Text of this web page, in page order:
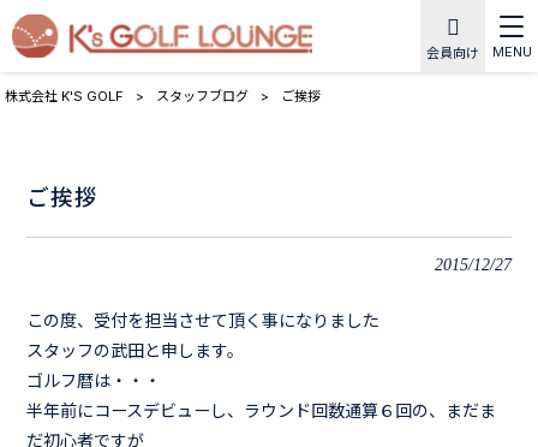
会員向け MENU
株式会社 K'S GOLF > スタッフブログ > ご挨拶
ご挨拶
2015/12/27
この度、受付を担当させて頂く事になりました
スタッフの武田と申します。
ゴルフ暦は・・・
半年前にコースデビューし、ラウンド回数通算６回の、まだま
だ初心者ですが